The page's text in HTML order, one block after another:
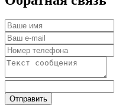
Отправить